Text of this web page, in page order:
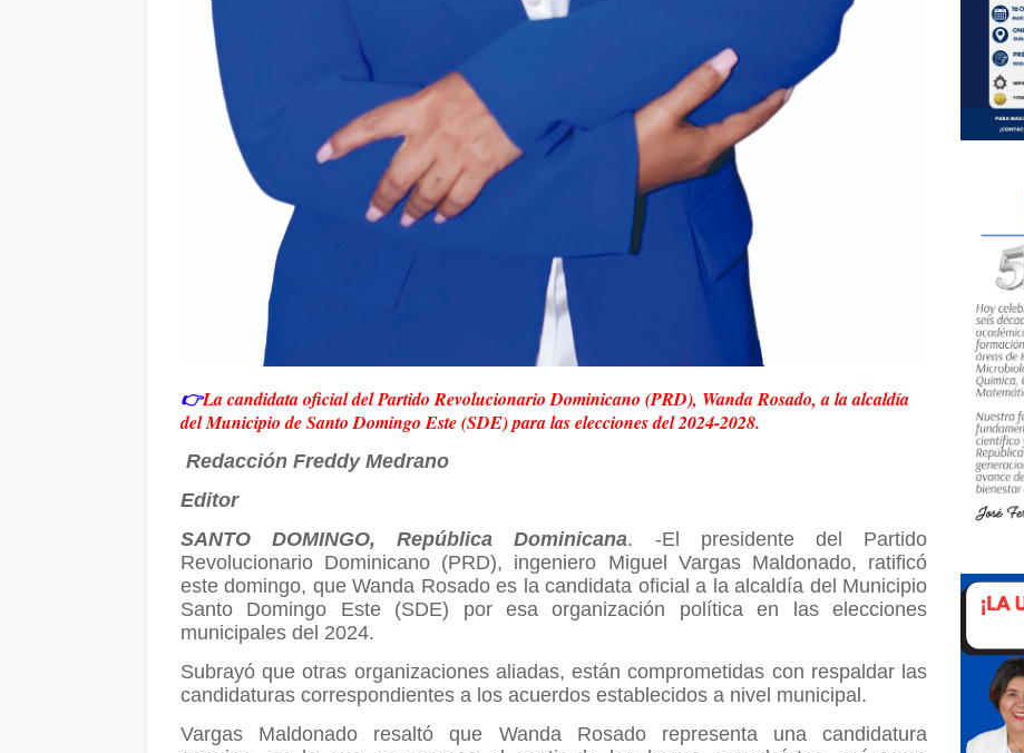
👉La candidata oficial del Partido Revolucionario Dominicano (PRD), Wanda Rosado, a la alcaldía
del Municipio de Santo Domingo Este (SDE) para las elecciones del 2024-2028.
Redacción Freddy Medrano
Editor
SANTO DOMINGO, República Dominicana. -El presidente del Partido
Revolucionario Dominicano (PRD), ingeniero Miguel Vargas Maldonado, ratificó
este domingo, que Wanda Rosado es la candidata oficial a la alcaldía del Municipio
Santo Domingo Este (SDE) por esa organización política en las elecciones
municipales del 2024.
Subrayó que otras organizaciones aliadas, están comprometidas con respaldar las
candidaturas correspondientes a los acuerdos establecidos a nivel municipal.
Vargas Maldonado resaltó que Wanda Rosado representa una candidatura